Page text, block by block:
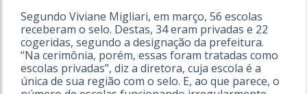
Segundo Viviane Migliari, em março, 56 escolas
receberam o selo. Destas, 34 eram privadas e 22
cogeridas, segundo a designação da prefeitura.
“Na cerimônia, porém, essas foram tratadas como
escolas privadas”, diz a diretora, cuja escola é a
única de sua região com o selo. E, ao que parece, o